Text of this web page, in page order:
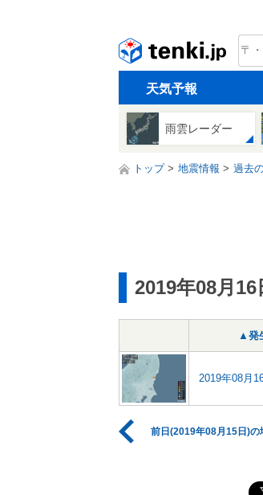
天気予報
雨雲レーダー
トップ 地震情報 過去
2019年08月
▲発
2019年08月
前日(2019年08月15日)の